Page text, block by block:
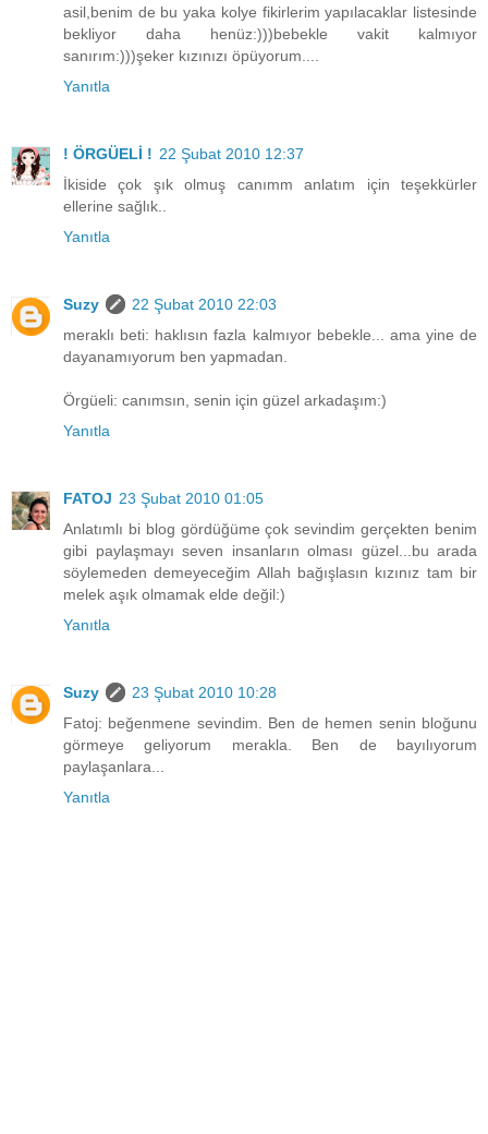
asil,benim de bu yaka kolye fikirlerim yapılacaklar listesinde
bekliyor daha henüz:)))bebekle vakit kalmıyor
sanırım:)))şeker kızınızı öpüyorum....
Yanıtla
! ÖRGÜELİ ! 22 Şubat 2010 12:37
İkiside çok şık olmuş canımm anlatım için teşekkürler
ellerine sağlık..
Yanıtla
Suzy
22 Şubat 2010 22:03
meraklı beti: haklısın fazla kalmıyor bebekle... ama yine de
dayanamıyorum ben yapmadan.
Örgüeli: canımsın, senin için güzel arkadaşım:)
Yanıtla
FATOJ 23 Şubat 2010 01:05
Anlatımlı bi blog gördüğüme çok sevindim gerçekten benim
gibi paylaşmayı seven insanların olması güzel...bu arada
söylemeden demeyeceğim Allah bağışlasın kızınız tam bir
melek aşık olmamak elde değil:)
Yanıtla
Suzy
23 Şubat 2010 10:28
Fatoj: beğenmene sevindim. Ben de hemen senin bloğunu
görmeye geliyorum merakla. Ben de bayılıyorum
paylaşanlara...
Yanıtla